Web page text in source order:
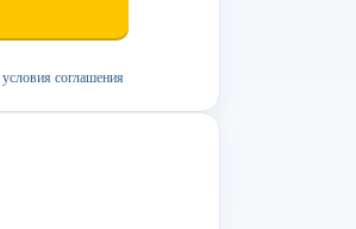
условия соглашения